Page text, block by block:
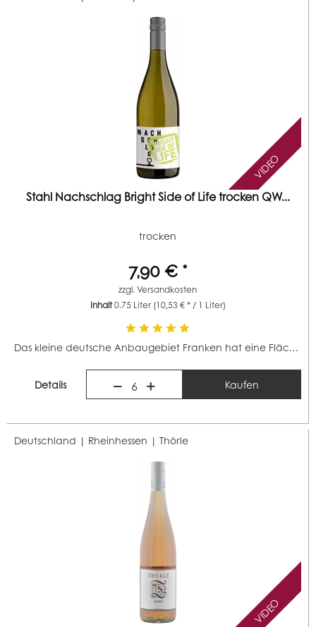
VIDEO
Stahl Nachschlag Bright Side of Life trocken QW...
trocken
7,90 € *
zzgl.Versandkosten
Inhalt0.75 Liter (10,53 € * / 1 Liter)
Das kleine deutsche Anbaugebiet Franken hat eine Fläche...
Details 6 Kaufen
Deutschland | Rheinhessen |Thörle
VIDEO